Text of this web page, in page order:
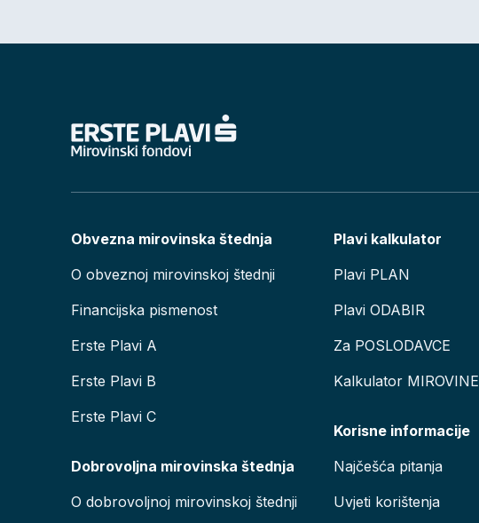
Obvezna mirovinska štednja
O obveznoj mirovinskoj štednji
Financijska pismenost
Erste Plavi A
Erste Plavi B
Erste Plavi C
Dobrovoljna mirovinska štednja
O dobrovoljnoj mirovinskoj štednji
Plavi kalkulator
Plavi PLAN
Plavi ODABIR
Za POSLODAVCE
Kalkulator MIROVINE
Korisne informacije
Najčešća pitanja
Uvjeti korištenja